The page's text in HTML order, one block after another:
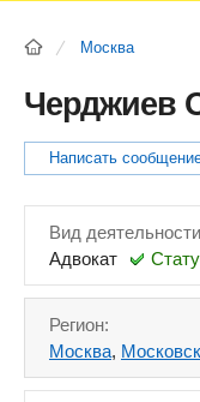
РЕКЛАМОДАТЕЛЯМ
Москва
Черджиев
Написать
Вид
Адвокат
Регион:
Москва,